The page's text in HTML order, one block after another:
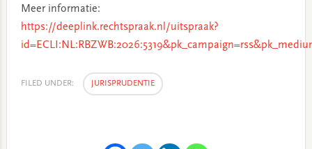
Meer informatie:
https://deeplink.rechtspraak.nl/uitspraak?
FILED UNDER: JURISPRUDENTIE